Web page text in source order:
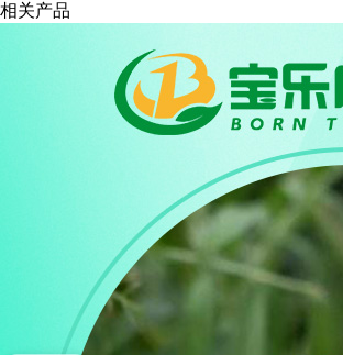
相关产品
立即沟通